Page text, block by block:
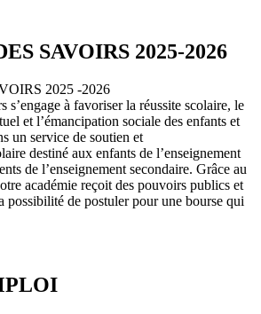
SAVOIRS 2025-2026
2025 -2026
s’engage à favoriser la réussite scolaire, le
et l’émancipation sociale des enfants et
un service de soutien et
destiné aux enfants de l’enseignement
de l’enseignement secondaire. Grâce au
académie reçoit des pouvoirs publics et
possibilité de postuler pour une bourse qui